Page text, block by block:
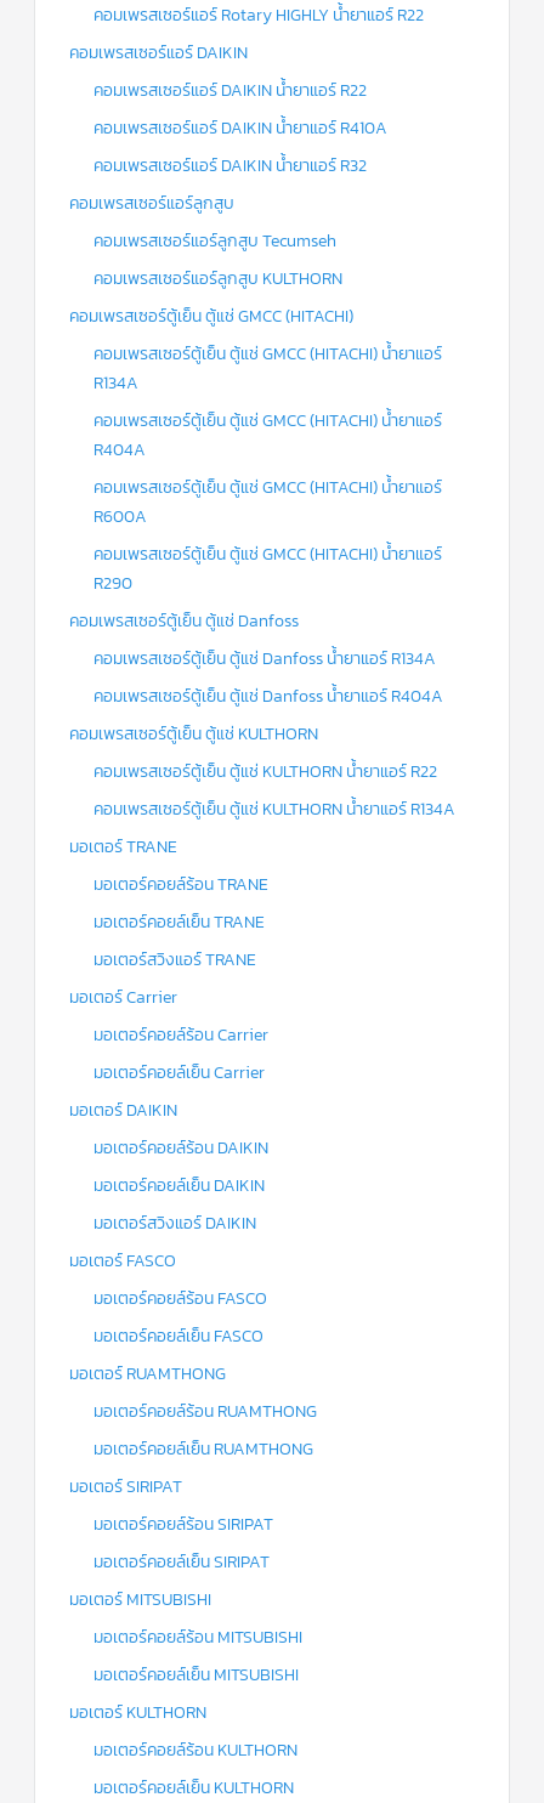
คอมเพรสเซอร์แอร์ Rotary HIGHLY น้ำยาแอร์ R22
คอมเพรสเซอร์แอร์ DAIKIN
คอมเพรสเซอร์แอร์ DAIKIN น้ำยาแอร์ R22
คอมเพรสเซอร์แอร์ DAIKIN น้ำยาแอร์ R410A
คอมเพรสเซอร์แอร์ DAIKIN น้ำยาแอร์ R32
คอมเพรสเซอร์แอร์ลูกสูบ
คอมเพรสเซอร์แอร์ลูกสูบ Tecumseh
คอมเพรสเซอร์แอร์ลูกสูบ KULTHORN
คอมเพรสเซอร์ตู้เย็น ตู้แช่ GMCC (HITACHI)
คอมเพรสเซอร์ตู้เย็น ตู้แช่ GMCC (HITACHI) น้ำยาแอร์
R134A
คอมเพรสเซอร์ตู้เย็น ตู้แช่ GMCC (HITACHI) น้ำยาแอร์
R404A
คอมเพรสเซอร์ตู้เย็น ตู้แช่ GMCC (HITACHI) น้ำยาแอร์
R600A
คอมเพรสเซอร์ตู้เย็น ตู้แช่ GMCC (HITACHI) น้ำยาแอร์
R290
คอมเพรสเซอร์ตู้เย็น ตู้แช่ Danfoss
คอมเพรสเซอร์ตู้เย็น ตู้แช่ Danfoss น้ำยาแอร์ R134A
คอมเพรสเซอร์ตู้เย็น ตู้แช่ Danfoss น้ำยาแอร์ R404A
คอมเพรสเซอร์ตู้เย็น ตู้แช่ KULTHORN
คอมเพรสเซอร์ตู้เย็น ตู้แช่ KULTHORN น้ำยาแอร์ R22
คอมเพรสเซอร์ตู้เย็น ตู้แช่ KULTHORN น้ำยาแอร์ R134A
มอเตอร์ TRANE
มอเตอร์คอยล์ร้อน TRANE
มอเตอร์คอยล์เย็น TRANE
มอเตอร์สวิงแอร์ TRANE
มอเตอร์ Carrier
มอเตอร์คอยล์ร้อน Carrier
มอเตอร์คอยล์เย็น Carrier
มอเตอร์ DAIKIN
มอเตอร์คอยล์ร้อน DAIKIN
มอเตอร์คอยล์เย็น DAIKIN
มอเตอร์สวิงแอร์ DAIKIN
มอเตอร์ FASCO
มอเตอร์คอยล์ร้อน FASCO
มอเตอร์คอยล์เย็น FASCO
มอเตอร์ RUAMTHONG
มอเตอร์คอยล์ร้อน RUAMTHONG
มอเตอร์คอยล์เย็น RUAMTHONG
มอเตอร์ SIRIPAT
มอเตอร์คอยล์ร้อน SIRIPAT
มอเตอร์คอยล์เย็น SIRIPAT
มอเตอร์ MITSUBISHI
มอเตอร์คอยล์ร้อน MITSUBISHI
มอเตอร์คอยล์เย็น MITSUBISHI
มอเตอร์ KULTHORN
มอเตอร์คอยล์ร้อน KULTHORN
มอเตอร์คอยล์เย็น KULTHORN